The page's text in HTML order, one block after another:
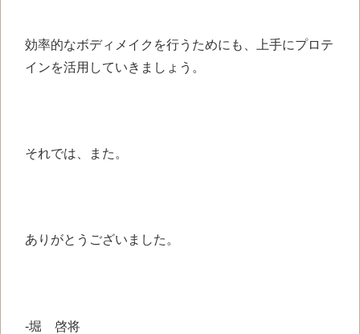
効率的なボディメイクを行うためにも、上手にプロテ
インを活用していきましょう。
それでは、また。
ありがとうございました。
-堀 啓将